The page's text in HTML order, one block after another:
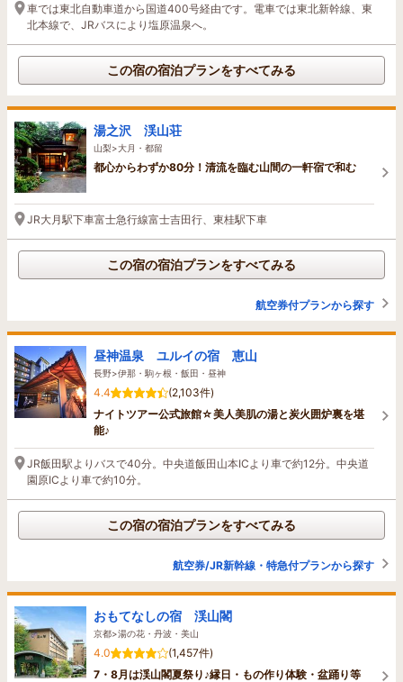
車では東北自動車道から国道400号経由です。電車では東北新幹線、東
北本線で、JRバスにより塩原温泉へ。
この宿の宿泊プランをすべてみる
湯之沢 渓山荘
山梨>大月・都留
都心からわずか80分！清流を臨む山間の一軒宿で和む
JR大月駅下車富士急行線富士吉田行、東桂駅下車
この宿の宿泊プランをすべてみる
航空券付プランから探す
昼神温泉 ユルイの宿 恵山
長野>伊那・駒ヶ根・飯田・昼神
4.4
(2,103件)
ナイトツアー公式旅館☆美人美肌の湯と炭火囲炉裏を堪
能♪
JR飯田駅よりバスで40分。中央道飯田山本ICより車で約12分。中央道
園原ICより車で約10分。
この宿の宿泊プランをすべてみる
航空券/JR新幹線・特急付プランから探す
おもてなしの宿 渓山閣
京都>湯の花・丹波・美山
4.0
(1,457件)
7・8月は渓山閣夏祭り♪縁日・もの作り体験・盆踊り等